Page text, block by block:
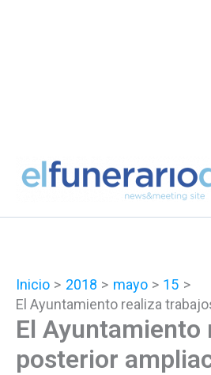
Inicio 2018 mayo
15
El Ayuntamiento realiza
El
posterior